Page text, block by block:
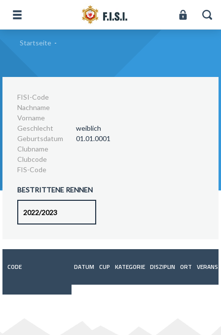
Startseite -
FISI-Code
Nachname
Vorname
Geschlecht
weiblich
Geburtsdatum
01.01.0001
Clubname
Clubcode
FIS-Code
BESTRITTENE RENNEN
CODE DATUM CUP KATEGORIE DISZIPLIN ORT